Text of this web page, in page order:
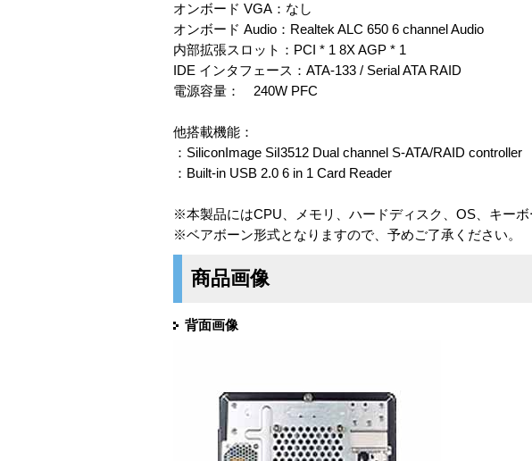
オンボード VGA：なし
オンボード Audio：Realtek ALC 650 6 channel Audio
内部拡張スロット：PCI * 1 8X AGP * 1
IDE インタフェース：ATA-133 / Serial ATA RAID
電源容量： 240W PFC
他搭載機能：
：SiliconImage SiI3512 Dual channel S-ATA/RAID controller
：Built-in USB 2.0 6 in 1 Card Reader
※本製品にはCPU、メモリ、ハードディスク、OS、キーボ
※ベアボーン形式となりますので、予めご了承ください。
商品画像
背面画像